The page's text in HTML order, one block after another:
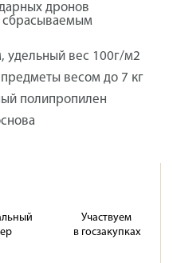
дронов
сбрасываемым
удельный вес 100г/м2
весом до 7 кг
полипропилен
Участвуем
в госзакупках